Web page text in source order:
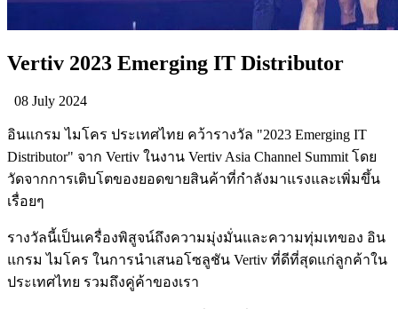
Vertiv 2023 Emerging IT Distributor
08 July 2024
อินแกรม ไมโคร ประเทศไทย คว้ารางวัล "2023 Emerging IT
Distributor" จาก Vertiv ในงาน Vertiv Asia Channel Summit โดย
วัดจากการเติบโตของยอดขายสินค้าที่กำลังมาแรงและเพิ่มขึ้น
เรื่อยๆ
รางวัลนี้เป็นเครื่องพิสูจน์ถึงความมุ่งมั่นและความทุ่มเทของ อิน
แกรม ไมโคร ในการนำเสนอโซลูชัน Vertiv ที่ดีที่สุดแก่ลูกค้าใน
ประเทศไทย รวมถึงคู่ค้าของเรา